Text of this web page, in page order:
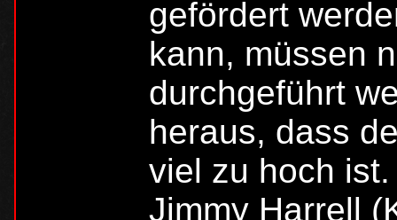
gefördert
kann, müssen
durchgeführt
heraus, dass
viel zu hoch
Jimmy Harrell